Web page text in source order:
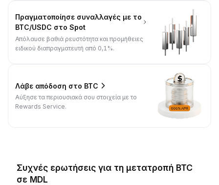
Πραγματοποίησε συναλλαγές με το
BTC/USDC στο Spot
Απόλαυσε βαθιά ρευστότητα και προμήθειες
ειδικού διαπραγματευτή από 0,1%.
Λάβε απόδοση στο BTC
Αύξησε τα περιουσιακά σου στοιχεία με το
Rewards Service.
Συχνές ερωτήσεις για τη μετατροπή BTC
σε MDL